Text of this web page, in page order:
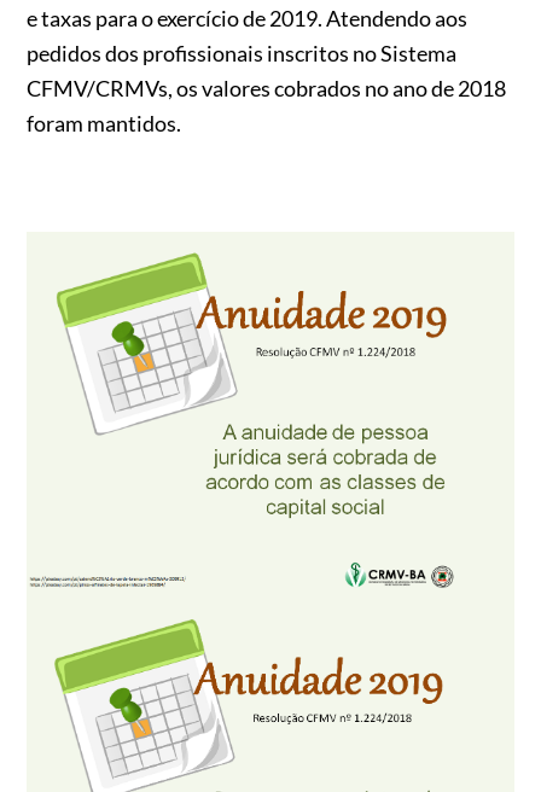
e taxas para o exercício de 2019. Atendendo aos
pedidos dos profissionais inscritos no Sistema
CFMV/CRMVs, os valores cobrados no ano de 2018
foram mantidos.